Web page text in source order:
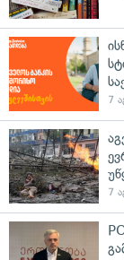
7
7